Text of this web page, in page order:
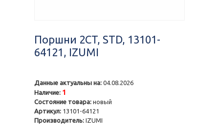
Поршни 2CT, STD, 13101-
64121, IZUMI
Данные актуальны на: 04.08.2026
Наличие: 1
Состояние товара: новый
Артикул: 13101-64121
Производитель: IZUMI